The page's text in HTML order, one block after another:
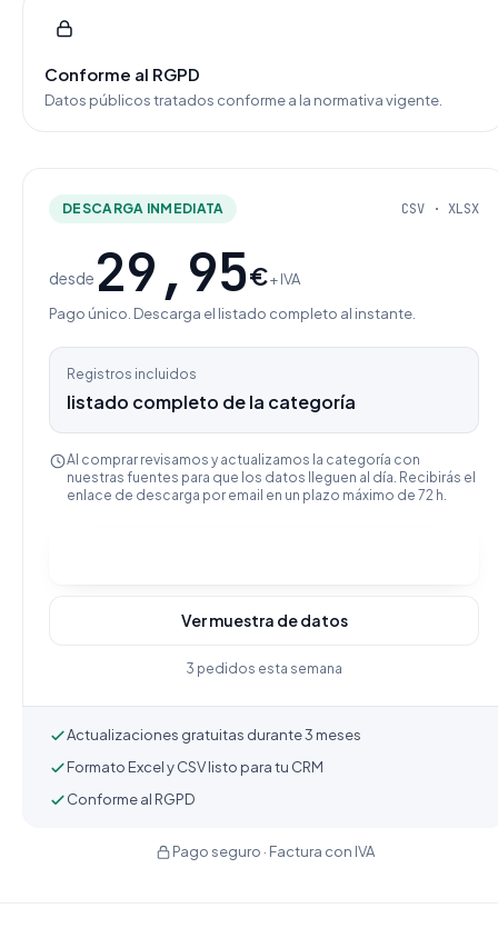
Conforme al RGPD
Datos públicos tratados conforme a la normativa vigente.
DESCARGA INMEDIATA CSV · XLSX
desde 29,95€+ IVA
Pago único. Descarga el listado completo al instante.
Registros incluidos
listado completo de la categoría
Al comprar revisamos y actualizamos la categoría con
nuestras fuentes para que los datos lleguen al día. Recibirás el
enlace de descarga por email en un plazo máximo de 72 h.
Ver muestra de datos
3 pedidos esta semana
Actualizaciones gratuitas durante 3 meses
Formato Excel y CSV listo para tu CRM
Conforme al RGPD
Pago seguro · Factura con IVA